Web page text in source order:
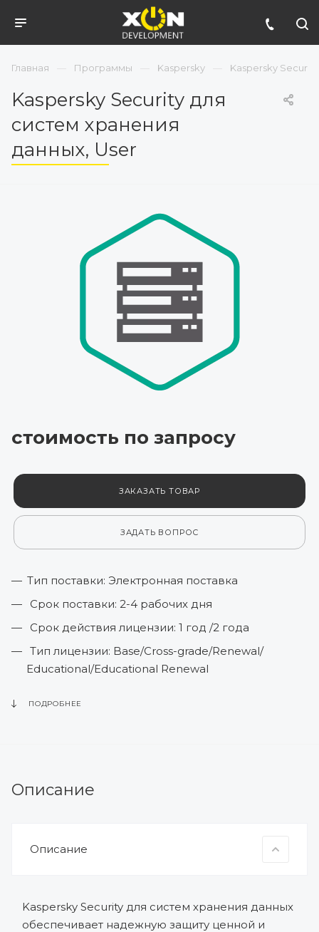
Главная Программы Kaspersky Kaspersky
Kaspersky Security для
систем хранения
данных, User
стоимость по запросу
ЗАКАЗАТЬ ТОВАР
ЗАДАТЬ ВОПРОС
Тип поставки: Электронная поставка
Срок поставки: 2-4 рабочих дня
Срок действия лицензии: 1 год /2 года
Тип лицензии: Base/Cross-grade/Renewal/
Educational/Educational Renewal
ПОДРОБНЕЕ
Описание
Описание
Kaspersky Security для систем хранения данных
обеспечивает надежную защиту ценной и